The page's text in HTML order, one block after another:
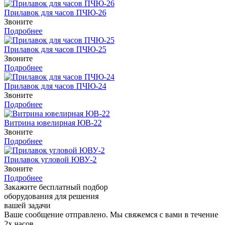
Прилавок для часов ПЧЮ-26
Звоните
Подробнее
Прилавок для часов ПЧЮ-25
Звоните
Подробнее
Прилавок для часов ПЧЮ-24
Звоните
Подробнее
Витрина ювелирная ЮВ-22
Звоните
Подробнее
Прилавок угловой ЮВУ-2
Звоните
Подробнее
Закажите бесплатный подбор
оборудования для решения
вашей задачи
Ваше сообщение отправлено. Мы свяжемся с вами в течение